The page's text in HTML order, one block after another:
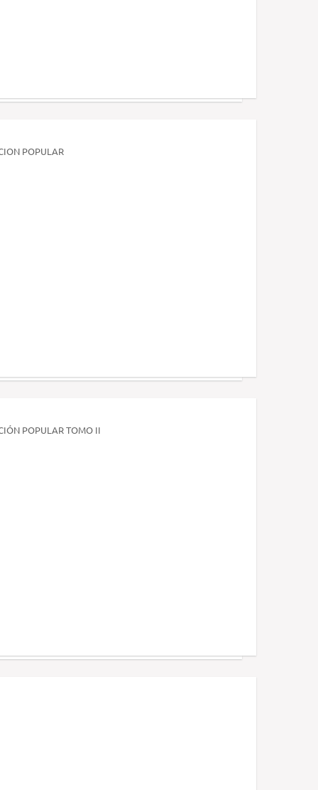
POPULAR
POPULAR TOMO II